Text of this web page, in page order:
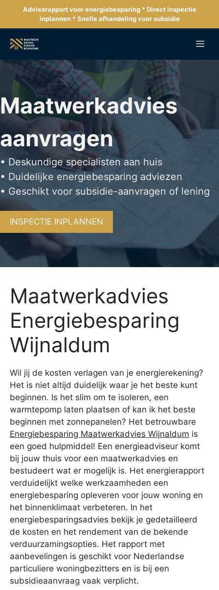
de
inhoud
Adviesrapport voor energiebesparing * Direct inspectie
inplannen * Snelle afhandeling voor subsidie
Maatwerkadvies
aanvragen
• Deskundige specialisten aan huis
• Duidelijke energiebesparing adviezen
• Geschikt voor subsidie-aanvragen of lening
INSPECTIE INPLANNEN
Maatwerkadvies
Energiebesparing
Wijnaldum
Wil jij de kosten verlagen van je energierekening?
Het is niet altijd duidelijk waar je het beste kunt
beginnen. Is het slim om te isoleren, een
warmtepomp laten plaatsen of kan ik het beste
beginnen met zonnepanelen? Het betrouwbare
Energiebesparing Maatwerkadvies Wijnaldum is
een goed hulpmiddel! Een energieadviseur komt
bij jouw thuis voor een maatwerkadvies en
bestudeert wat er mogelijk is. Het energierapport
verduidelijkt welke werkzaamheden een
energiebesparing opleveren voor jouw woning en
het binnenklimaat verbeteren. In het
energiebesparingsadvies bekijk je gedetailleerd
de kosten en het rendement van de bekende
verduurzamingsopties. Het rapport met
aanbevelingen is geschikt voor Nederlandse
particuliere woningbezitters en is bij een
subsidieaanvraag vaak verplicht.